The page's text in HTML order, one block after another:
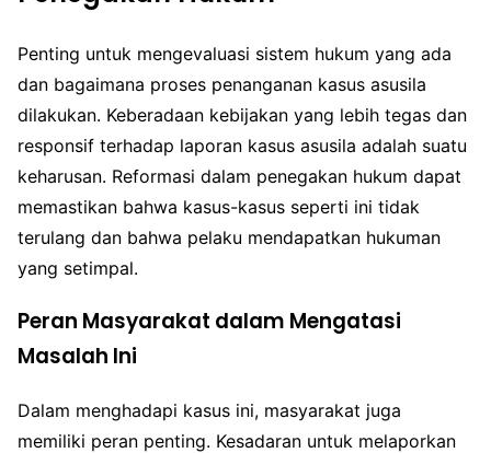
Penting untuk mengevaluasi sistem hukum yang ada
dan bagaimana proses penanganan kasus asusila
dilakukan. Keberadaan kebijakan yang lebih tegas dan
responsif terhadap laporan kasus asusila adalah suatu
keharusan. Reformasi dalam penegakan hukum dapat
memastikan bahwa kasus-kasus seperti ini tidak
terulang dan bahwa pelaku mendapatkan hukuman
yang setimpal.
Peran Masyarakat dalam Mengatasi
Masalah Ini
Dalam menghadapi kasus ini, masyarakat juga
memiliki peran penting. Kesadaran untuk melaporkan